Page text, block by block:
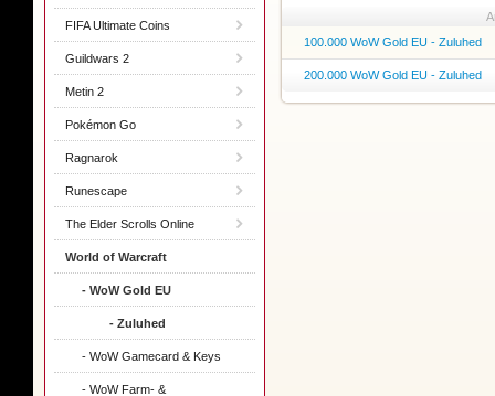
FIFA Ultimate Coins
Guildwars 2
Metin 2
Pokémon Go
Ragnarok
Runescape
The Elder Scrolls Online
World of Warcraft
- WoW Gold EU
- Zuluhed
- WoW Gamecard & Keys
- WoW Farm- &
100.000 WoW Gold EU - Zuluhed
200.000 WoW Gold EU - Zuluhed